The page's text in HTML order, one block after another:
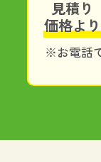
見積り
価格より
※お電話